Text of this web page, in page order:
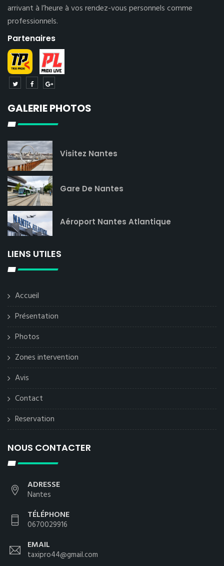
arrivant à l’heure à vos rendez-vous personnels comme
professionnels.
Partenaires
GALERIE PHOTOS
Visitez Nantes
Gare De Nantes
Aéroport Nantes Atlantique
LIENS UTILES
Accueil
Présentation
Photos
Zones intervention
Avis
Contact
Reservation
NOUS CONTACTER
ADRESSE
Nantes
TÉLÉPHONE
0670029916
EMAIL
taxipro44@gmail.com